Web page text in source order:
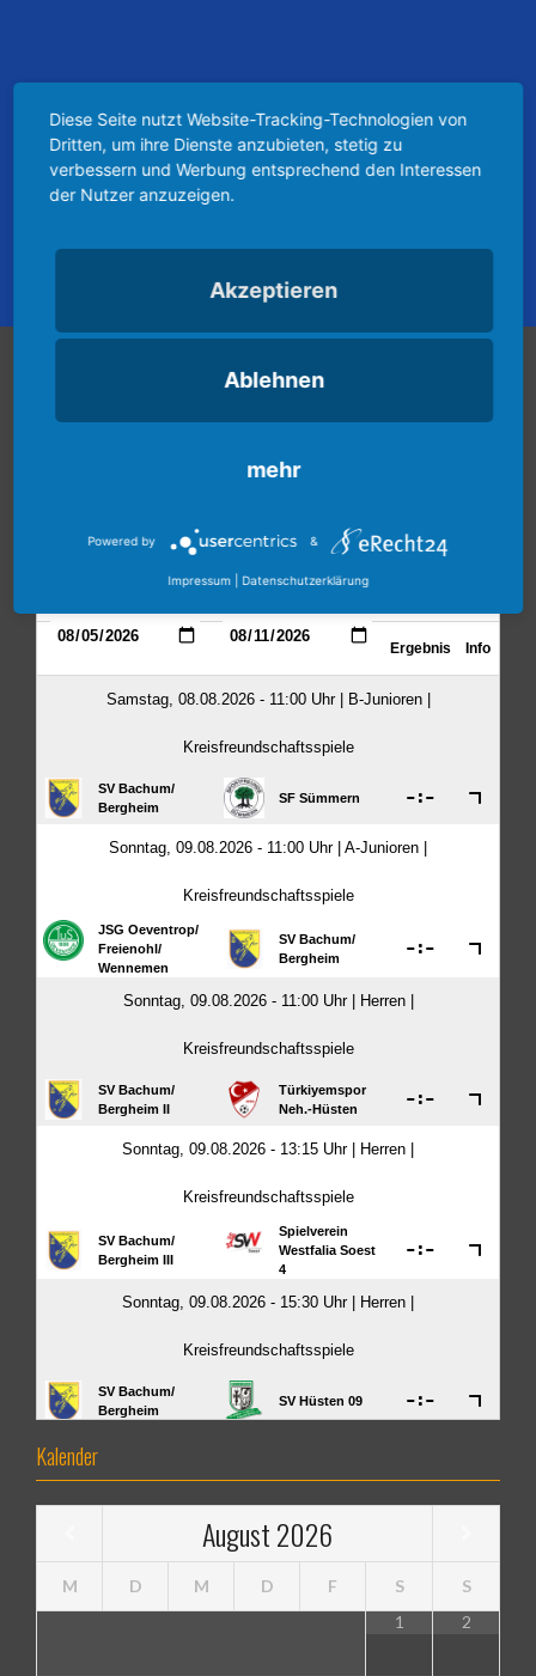
Kalender
August2026
M D M D F S
S
1
2
Diese Seite nutzt Website-Tracking-Technologien von
Dritten, um ihre Dienste anzubieten, stetig zu
verbessern und Werbung entsprechend den Interessen
der Nutzer anzuzeigen.
Akzeptieren
Ablehnen
mehr
Powered by &
Impressum Datenschutzerklärung